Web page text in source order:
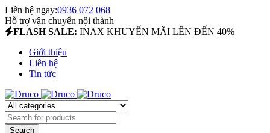
Liên hệ ngay:0936 072 068
Hỗ trợ vận chuyển nội thành
FLASH SALE: INAX KHUYẾN MÃI LÊN ĐẾN 40%
Giới thiệu
Liên hệ
Tin tức